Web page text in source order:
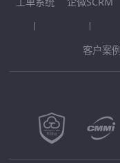
客户案例